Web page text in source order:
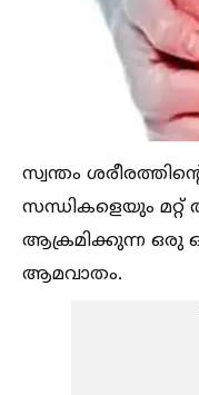
സ്വന്തം
സന്ധികളെയും
ആക്രമിക്കുന്ന ഒരു
ആമവാതം.